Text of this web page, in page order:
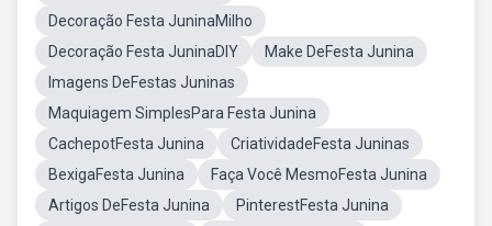
Decoração Festa JuninaMilho
Decoração Festa JuninaDIY
Make DeFesta Junina
Imagens DeFestas Juninas
Maquiagem SimplesPara Festa Junina
CachepotFesta Junina
CriatividadeFesta Juninas
BexigaFesta Junina
Faça Você MesmoFesta Junina
Artigos DeFesta Junina
PinterestFesta Junina